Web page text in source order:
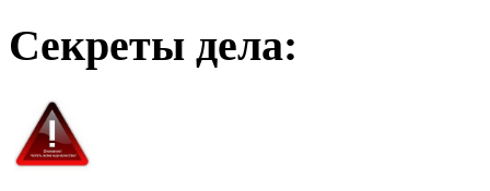
Секреты дела: